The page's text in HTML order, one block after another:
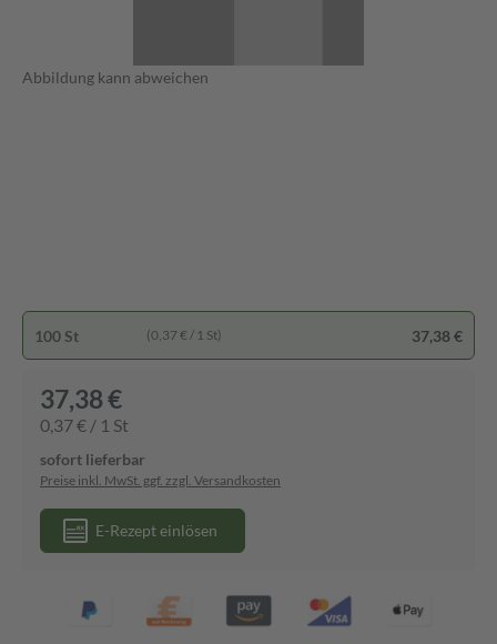
Abbildung kann abweichen
100 St (0,37 € / 1 St) 37,38 €
37,38 €
0,37 € / 1 St
sofort lieferbar
Preise inkl. MwSt. ggf. zzgl. Versandkosten
E-Rezept einlösen